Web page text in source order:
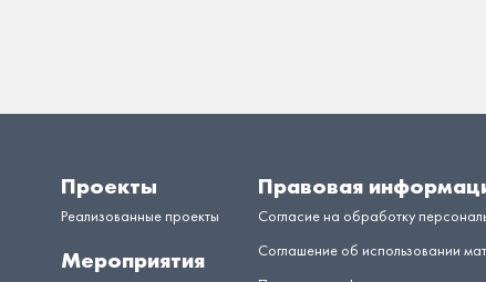
Проекты
Реализованные проекты
Мероприятия
Правовая
Согласие на обработку
Соглашение об использовании